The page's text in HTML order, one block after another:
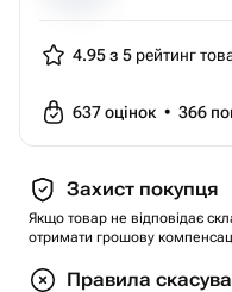
4.95 з 5 рейтинг
637оцінок • 366
Захист покупця
Якщо товар не відповідає
отримати грошову
Правила